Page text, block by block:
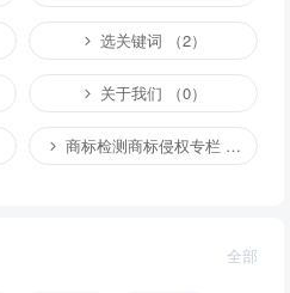
选关键词 （2）
关于我们 （0）
商标检测商标侵权专栏 （1）
全部